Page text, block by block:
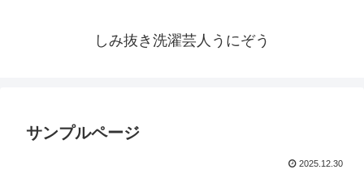
しみ抜き洗濯芸人うにぞう
サンプルページ
2025.12.30